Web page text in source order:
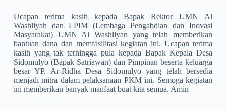
Ucapan terima kasih kepada Bapak Rektor UMN Al
Washliyah dan LPIM (Lembaga Pengabdian dan Inovasi
Masyarakat) UMN Al Washliyan yang telah memberikan
bantuan dana dan memfasilitasi kegiatan ini. Ucapan terima
kasih yang tak terhingga pula kepada Bapak Kepala Desa
Sidomulyo (Bapak Satriawan) dan Pimpinan beserta keluarga
besar YP. Ar-Ridha Desa Sidomulyo yang telah bersedia
menjadi mitra dalam pelaksanaan PKM ini. Semoga kegiatan
ini memberikan banyak manfaat buat kita semua. Amin